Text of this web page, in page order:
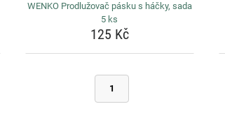
WENKO Prodlužovač pásku s háčky, sada
5 ks
125 Kč
1